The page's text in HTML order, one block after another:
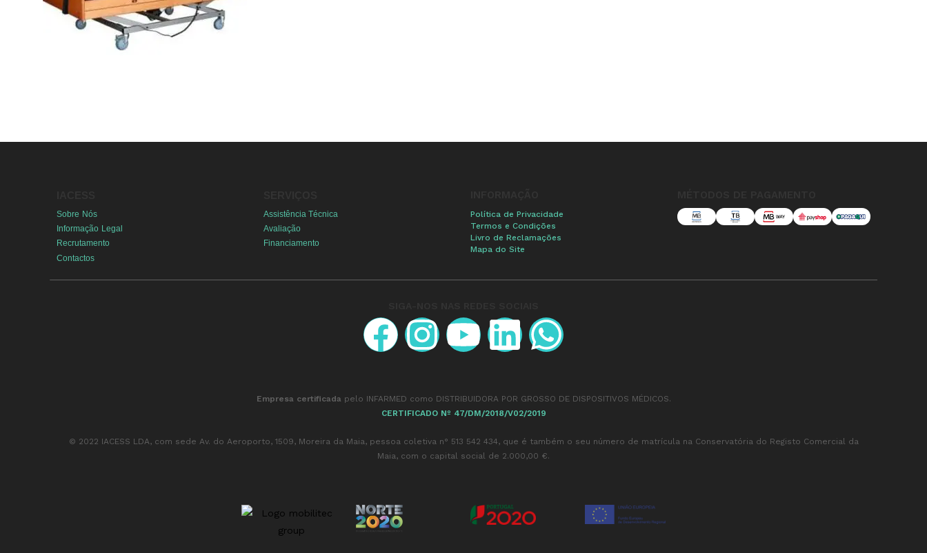
Sobre Nós
Informação Legal
Recrutamento
Contactos
Assistência Técnica
Avaliação
Financiamento
Política de Privacidade
Termos e Condições
Livro de Reclamações
Mapa do Site
Empresa certificada pelo INFARMED como DISTRIBUIDORA POR GROSSO DE DISPOSITIVOS MÉDICOS.
CERTIFICADO Nº 47/DM/2018/V02/2019
© 2022 IACESS LDA, com sede Av. do Aeroporto, 1509, Moreira da Maia, pessoa coletiva n° 513 542 434, que é também o seu número de matrícula na Conservatória do Registo Comercial da
Maia, com o capital social de 2.000,00 €.